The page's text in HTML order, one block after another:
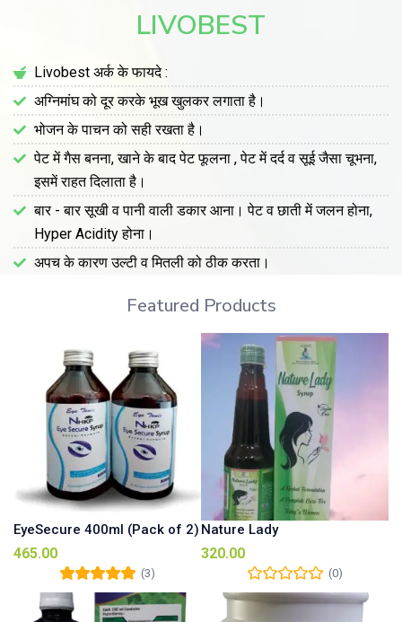
LIVOBEST
Livobest अर्क के फायदे :
अग्निमांघ को दूर करके भूख खुलकर लगाता है।
भोजन के पाचन को सही रखता है।
पेट में गैस बनना, खाने के बाद पेट फूलना , पेट में दर्द व सूई जैसा चूभना,
इसमें राहत दिलाता है।
बार - बार सूखी व पानी वाली डकार आना। पेट व छाती में जलन होना,
Hyper Acidity होना।
अपच के कारण उल्टी व मितली को ठीक करता।
Featured Products
EyeSecure 400ml (Pack of 2)
465.00
5
(3)
Nature Lady
320.00
(0)